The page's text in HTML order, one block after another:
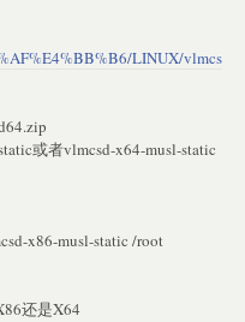
LINUX/vlmcs
或者vlmcsd-x64-musl-static
x86-musl-static /root
还是X64